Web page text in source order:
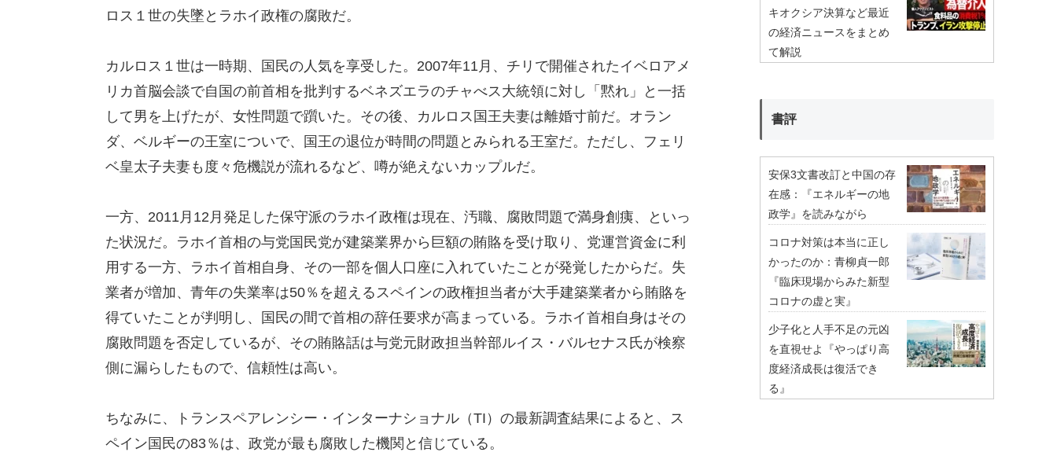
ロス１世の失墜とラホイ政権の腐敗だ。
カルロス１世は一時期、国民の人気を享受した。2007年11月、チリで開催されたイベロアメ
リカ首脳会談で自国の前首相を批判するベネズエラのチャべス大統領に対し「黙れ」と一括
して男を上げたが、女性問題で躓いた。その後、カルロス国王夫妻は離婚寸前だ。オラン
ダ、ベルギーの王室についで、国王の退位が時間の問題とみられる王室だ。ただし、フェリ
ベ皇太子夫妻も度々危機説が流れるなど、噂が絶えないカップルだ。
一方、2011月12月発足した保守派のラホイ政権は現在、汚職、腐敗問題で満身創痍、といっ
た状況だ。ラホイ首相の与党国民党が建築業界から巨額の賄賂を受け取り、党運営資金に利
用する一方、ラホイ首相自身、その一部を個人口座に入れていたことが発覚したからだ。失
業者が増加、青年の失業率は50％を超えるスペインの政権担当者が大手建築業者から賄賂を
得ていたことが判明し、国民の間で首相の辞任要求が高まっている。ラホイ首相自身はその
腐敗問題を否定しているが、その賄賂話は与党元財政担当幹部ルイス・バルセナス氏が検察
側に漏らしたもので、信頼性は高い。
ちなみに、トランスペアレンシー・インターナショナル（TI）の最新調査結果によると、ス
ペイン国民の83％は、政党が最も腐敗した機関と信じている。
キオクシア決算など最近
の経済ニュースをまとめ
て解説
書評
安保3文書改訂と中国の存
在感：『エネルギーの地
政学』を読みながら
コロナ対策は本当に正し
かったのか：青柳貞一郎
『臨床現場からみた新型
コロナの虚と実』
少子化と人手不足の元凶
を直視せよ『やっぱり高
度経済成長は復活でき
る』